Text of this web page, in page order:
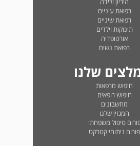
רפואת עיניים
רפואת שיניים
תינוקות וילדים
אורטופדיה
רפואת נשים
שלנו
חיפוש מרפאות
חיפוש רופאים
מחשבונים
המגזין שלנו
טיפול משפחתי
פורום ניתוחי קטרקט